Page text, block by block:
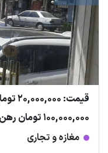
قیمت: 20,000,000 تومان اجاره
100,000,000 تومان رهن
مغازه و تجاری